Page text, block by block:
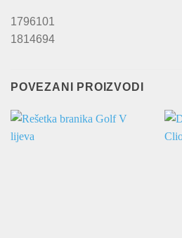
1796101
1814694
POVEZANI PROIZVODI